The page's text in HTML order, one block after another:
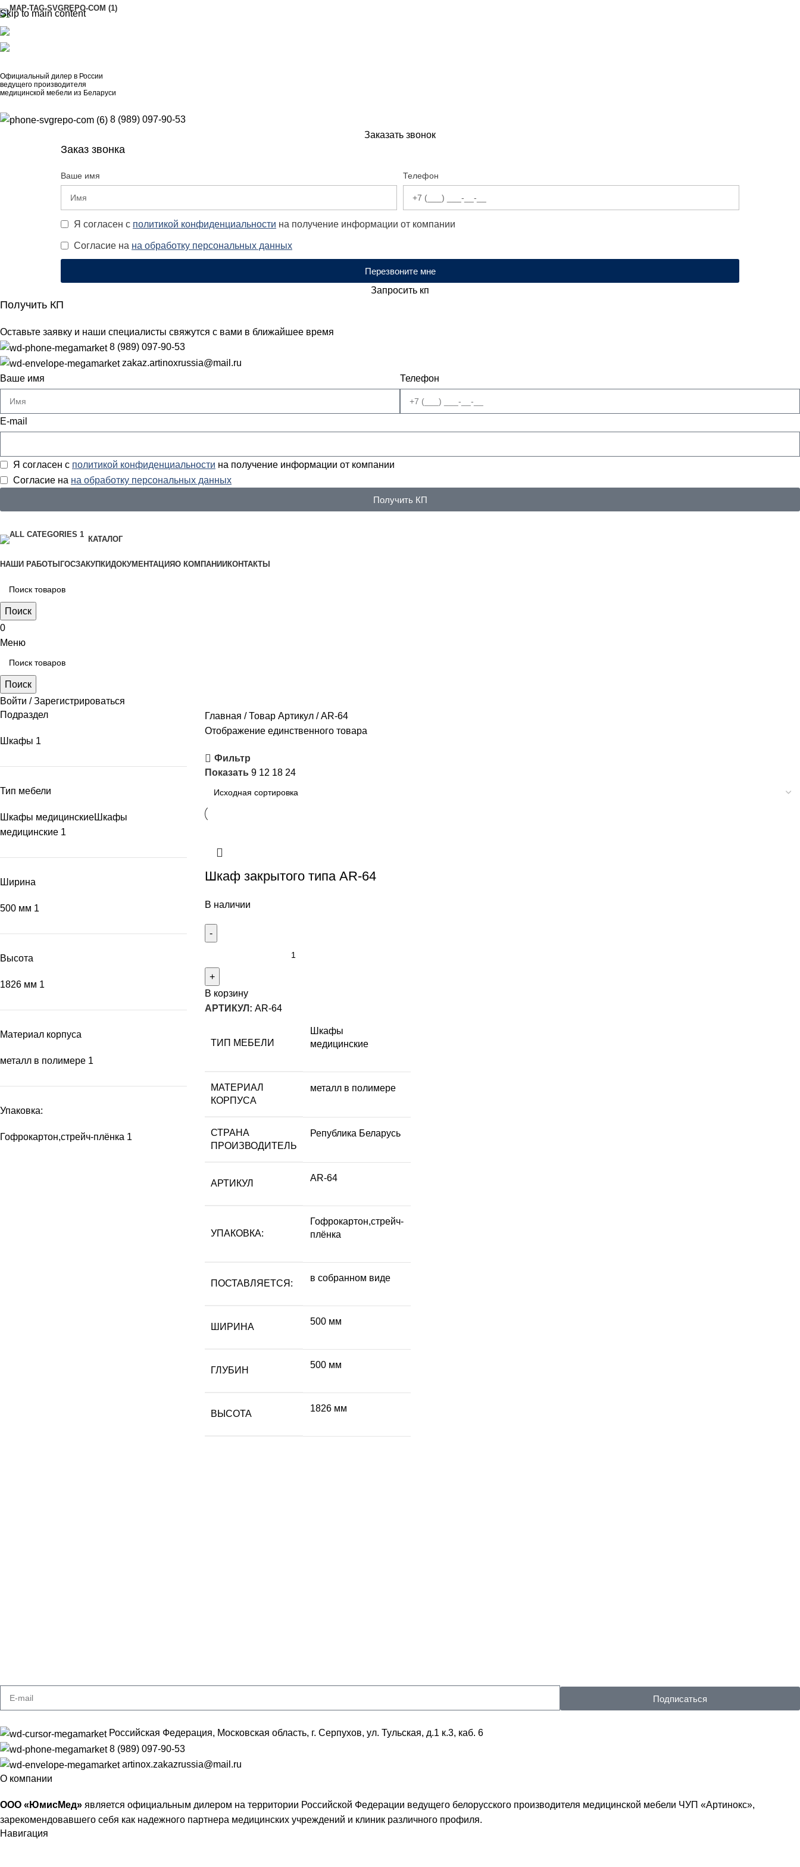
Skip to main content
Официальный дилер в России
ведущего производителя
медицинской мебели из Беларуси
8 (989) 097-90-53
Заказать звонок
Заказ звонка
Ваше имя Телефон
Я согласен с политикой конфиденциальности на получение информации от компании
Согласие на на обработку персональных данных
Перезвоните мне
Запросить кп
Получить КП
Оставьте заявку и наши специалисты свяжутся с вами в ближайшее время
8 (989) 097-90-53
zakaz.artinoxrussia@mail.ru
Ваше имя
Телефон
E-mail
Я согласен с политикой конфиденциальности на получение информации от компании
Согласие на на обработку персональных данных
Получить КП
КАТАЛОГ
НАШИ РАБОТЫ ГОСЗАКУПКИДОКУМЕНТАЦИЯО КОМПАНИИ КОНТАКТЫ
Поиск
0
Меню
Поиск
Войти / Зарегистрироваться
Подраздел
Шкафы 1
Тип мебели
Шкафы медицинскиеШкафы
медицинские 1
Ширина
500 мм 1
Высота
1826 мм 1
Материал корпуса
металл в полимере 1
Упаковка:
Гофрокартон,стрейч-плёнка 1
Главная Товар Артикул
AR-64
Отображение единственного товара
Фильтр
Показать 9 12 18 24
Шкаф закрытого типа AR-64
В наличии
В корзину
АРТИКУЛ: AR-64
ТИП МЕБЕЛИ
Шкафы
медицинские
МАТЕРИАЛ
КОРПУСА
металл в полимере
СТРАНА
ПРОИЗВОДИТЕЛЬ
Република Беларусь
АРТИКУЛ
AR-64
УПАКОВКА:
Гофрокартон,стрейч-
плёнка
ПОСТАВЛЯЕТСЯ:
в собранном виде
ШИРИНА
500 мм
ГЛУБИН
500 мм
ВЫСОТА
1826 мм
Подписаться
Российская Федерация, Московская область, г. Серпухов, ул. Тульская, д.1 к.3, каб. 6
8 (989) 097-90-53
artinox.zakazrussia@mail.ru
О компании
ООО «ЮмисМед» является официальным дилером на территории Российской Федерации ведущего белорусского производителя медицинской мебели ЧУП «Артинокс»,
зарекомендовавшего себя как надежного партнера медицинских учреждений и клиник различного профиля.
Навигация